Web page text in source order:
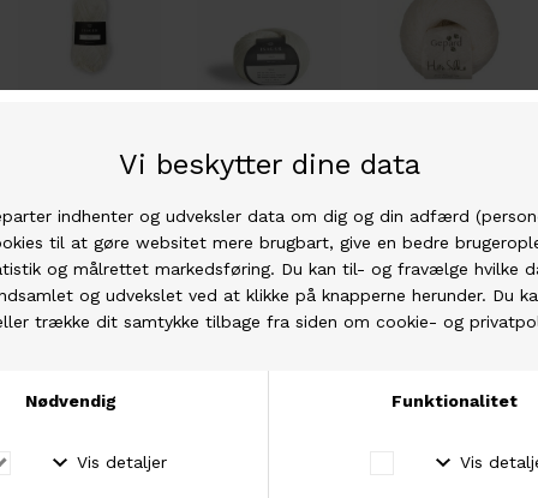
Isager Yarn
DKK 70,00
Isager Yarn
ISAGER Trio 1
DKK 70,00
Gepard Garn
DKK 105,00